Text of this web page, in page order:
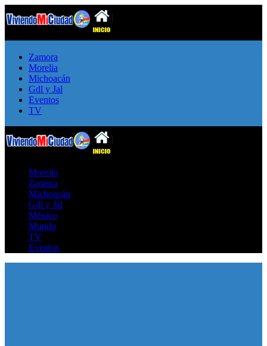
Zamora
Morelia
Michoacán
Gdl y Jal
Eventos
TV
Morelia
Zamora
Michoacán
Gdl y Jal
México
Mundo
TV
Eventos